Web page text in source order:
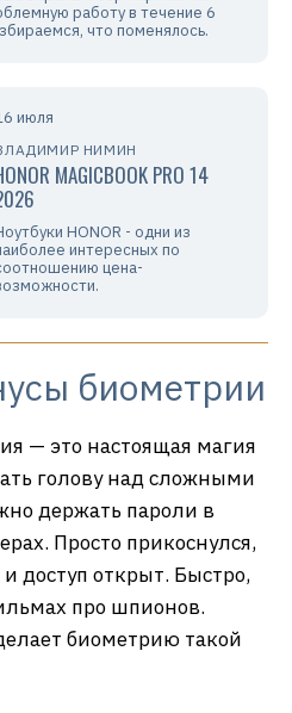
работу в течение 6
что поменялось.
июля
НИМИН
MAGICBOOK PRO 14
HONOR - одни из
интересных по
цена-
биометрии
— это настоящая магия
голову над сложными
держать пароли в
Просто прикоснулся,
доступ открыт. Быстро,
про шпионов.
биометрию такой